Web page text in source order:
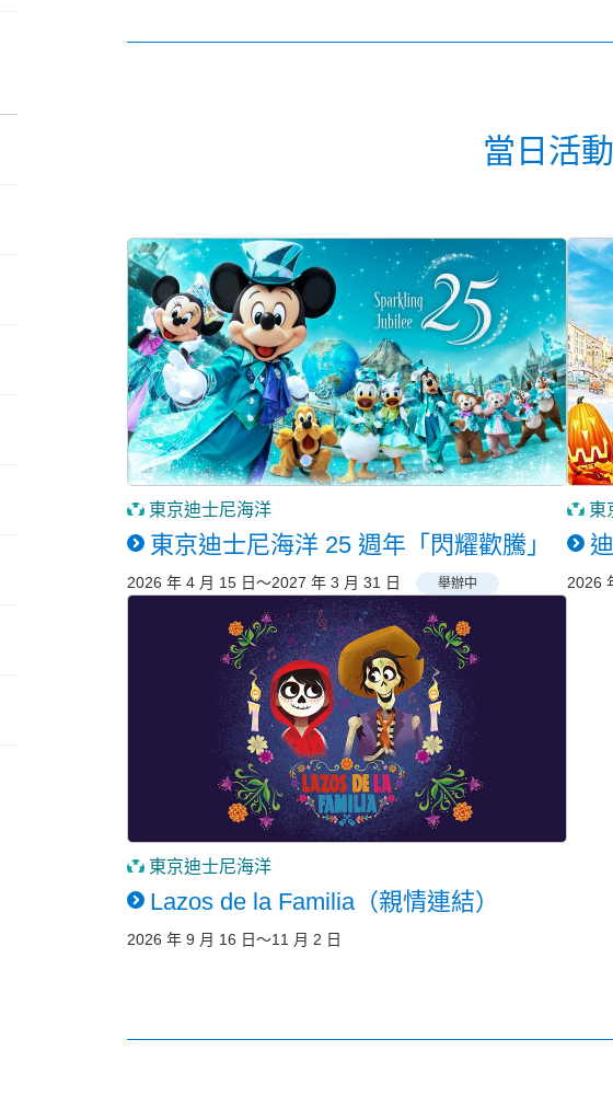
當日活
東京迪士尼海洋
東京迪士尼海洋 25 週年「閃耀歡騰」
2026 年 4 月 15 日～2027 年 3 月 31 日 舉辦中
東
2026
東京迪士尼海洋
Lazos de la Familia（親情連結）
2026 年 9 月 16 日～11 月 2 日